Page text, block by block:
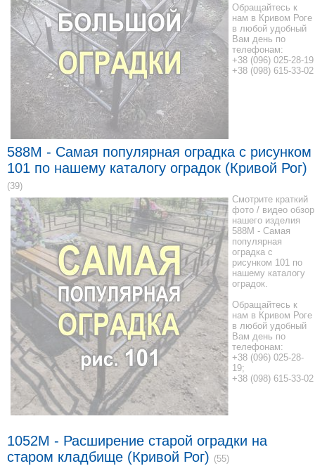
Обращайтесь к
нам в Кривом Роге
в любой удобный
Вам день по
телефонам:
+38 (096) 025-28-19
+38 (098) 615-33-02
588M - Самая популярная оградка с рисунком
101 по нашему каталогу оградок (Кривой Рог)
(39)
Смотрите краткий
фото / видео обзор
нашего изделия
588M - Самая
популярная
оградка с
рисунком 101 по
нашему каталогу
оградок.
Обращайтесь к
нам в Кривом Роге
в любой удобный
Вам день по
телефонам:
+38 (096) 025-28-
19;
+38 (098) 615-33-02
1052M - Расширение старой оградки на
старом кладбище (Кривой Рог) (55)